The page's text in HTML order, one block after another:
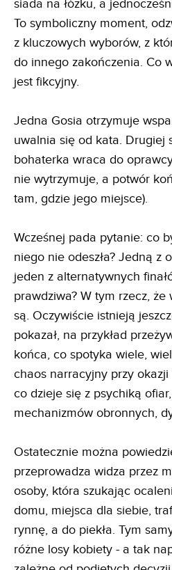
siada na łóżku, a
To symboliczny moment,
z kluczowych wyborów, z
do innego zakończenia. Co
jest fikcyjny.
Jedna Gosia otrzymuje
uwalnia się od kata. Drugiej
bohaterka wraca do
nie wytrzymuje, a potwór
tam, gdzie jego miejsce).
Wcześnej pada pytanie: co
niego nie odeszła? Jedną z
jeden z alternatywnych
prawdziwa? W tym rzecz,
są. Oczywiście istnieją
pokazał, na przykład
końca, co spotyka wiele,
chaos narracyjny przy
co dzieje się z psychiką
mechanizmów obronnych,
Ostatecznie można
przeprowadza widza przez
osoby, która szukając
domu, miejsca dla siebie,
rynnę, a do piekła. Tym
różne losy kobiety - a tak